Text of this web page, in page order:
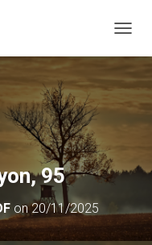
95
on20/11/2025